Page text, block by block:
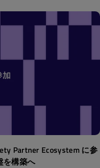
Partner Ecosystem に参
構築へ